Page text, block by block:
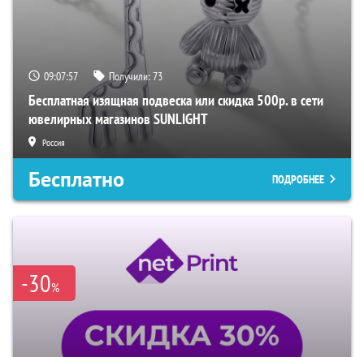
09:07:56 Получили:73
Бесплатная изящная подвеска или скидка 500р. в сети
ювелирных магазинов SUNLIGHT
Россия
Бесплатно ПОДРОБНЕЕ
-30%